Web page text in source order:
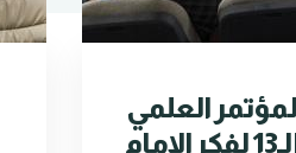
العلمي
الدولي السنوي الـ13 لفكر الإمام